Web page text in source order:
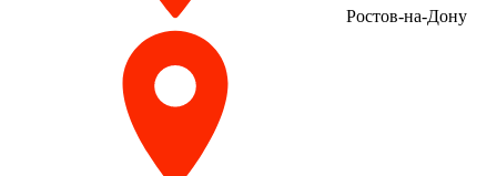
Ростов-на-Дону